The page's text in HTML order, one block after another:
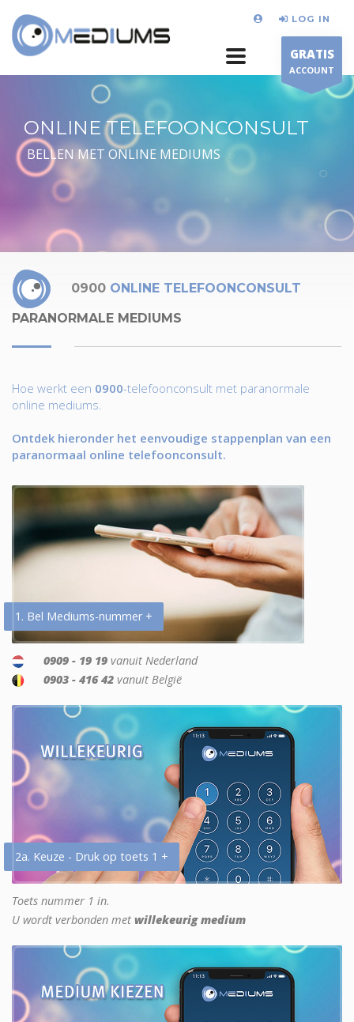
LOG IN
GRATIS
ACCOUNT
ONLINE TELEFOONCONSULT
BELLEN MET ONLINE MEDIUMS
0900 ONLINE TELEFOONCONSULT
PARANORMALE MEDIUMS
Hoe werkt een 0900-telefoonconsult met paranormale
online mediums.
Ontdek hieronder het eenvoudige stappenplan van een
paranormaal online telefoonconsult.
1. Bel Mediums-nummer +
0909 - 19 19 vanuit Nederland
0903 - 416 42 vanuit België
2a. Keuze - Druk op toets 1 +
Toets nummer 1 in.
U wordt verbonden met willekeurig medium